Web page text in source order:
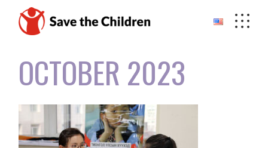
content
OCTOBER 2023